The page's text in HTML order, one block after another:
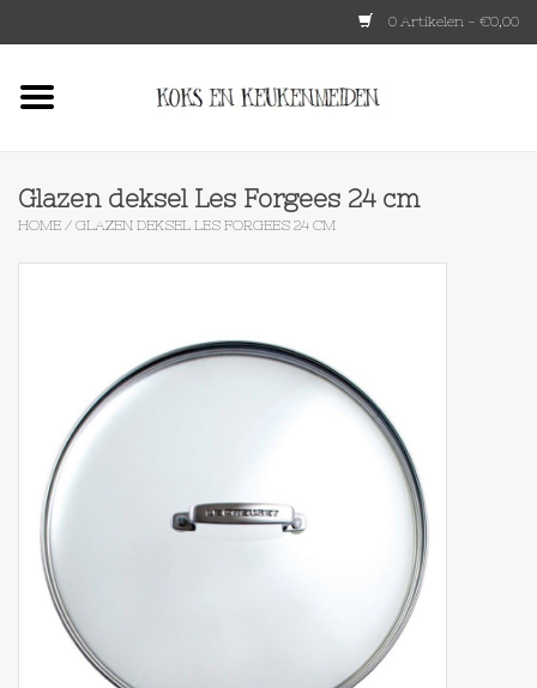
0 Artikelen - €0,00
Lenta Living
Koken
Op Tafel
Koffie & Thee
Glazen deksel Les Forgees 24 cm
HOME / GLAZEN DEKSEL LES FORGEES 24 CM